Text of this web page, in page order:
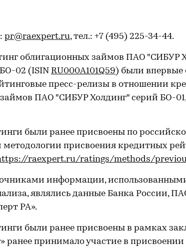
pr@raexpert.ru, тел.: +7 (495) 225-34-44.
облигационных займов ПАО "СИБУР
БО-02 (ISIN RU000A101Q59) были впервые
пресс-релизы в отношении
ПАО "СИБУР Холдинг" серий БО-
были ранее присвоены по
методологии присвоения кредитных
raexpert.ru/ratings/methods/
информации,
являлись данные Банка России,
РА».
были ранее присвоены в рамках
ранее принимало участие в присвоении